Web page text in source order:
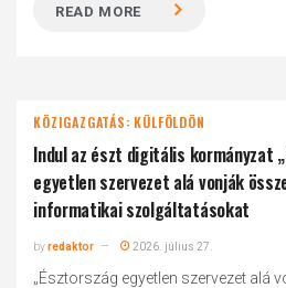
READ MORE
KÖZIGAZGATÁS: KÜLFÖLDÖN
Indul az észt digitális kormányzat
egyetlen szervezet alá vonják
informatikai szolgáltatásokat
byredaktor 2026. július 27.
„Észtország egyetlen szervezet alá